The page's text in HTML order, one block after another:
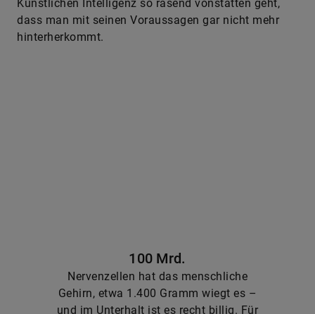
Künstlichen Intelligenz so rasend vonstatten geht,
dass man mit seinen Voraussagen gar nicht mehr
hinterherkommt.
100 Mrd.
Nervenzellen hat das menschliche
Gehirn, etwa 1.400 Gramm wiegt es –
und im Unterhalt ist es recht billig. Für